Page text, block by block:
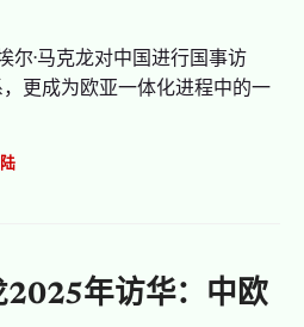
·马克龙对中国进行国事访
更成为欧亚一体化进程中的一
2025年访华：中欧